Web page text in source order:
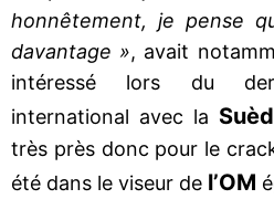
honnêtement, je pense
davantage », avait
intéressé lors du
international avec la
très près donc pour le
été dans le viseur de l’OM